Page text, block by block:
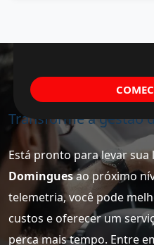
Transforme a gestão
Está pronto para levar
Dominguesao próximo
telemetria, você pode
custos e oferecer um
perca mais tempo. Entre